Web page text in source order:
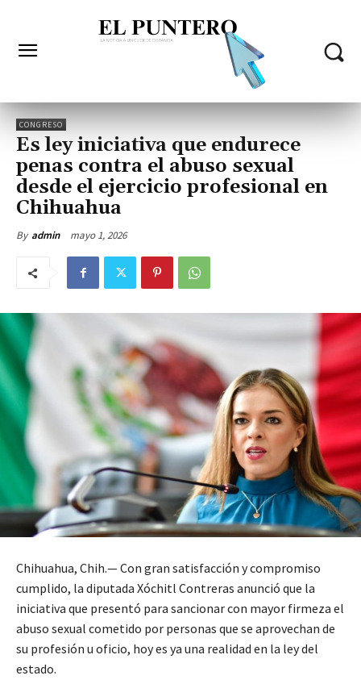
CONGRESO
Es ley iniciativa que endurece
penas contra el abuso sexual
desde el ejercicio profesional en
Chihuahua
By admin mayo 1, 2026
Chihuahua, Chih.— Con gran satisfacción y compromiso
cumplido, la diputada Xóchitl Contreras anunció que la
iniciativa que presentó para sancionar con mayor firmeza el
abuso sexual cometido por personas que se aprovechan de
su profesión u oficio, hoy es ya una realidad en la ley del
estado.